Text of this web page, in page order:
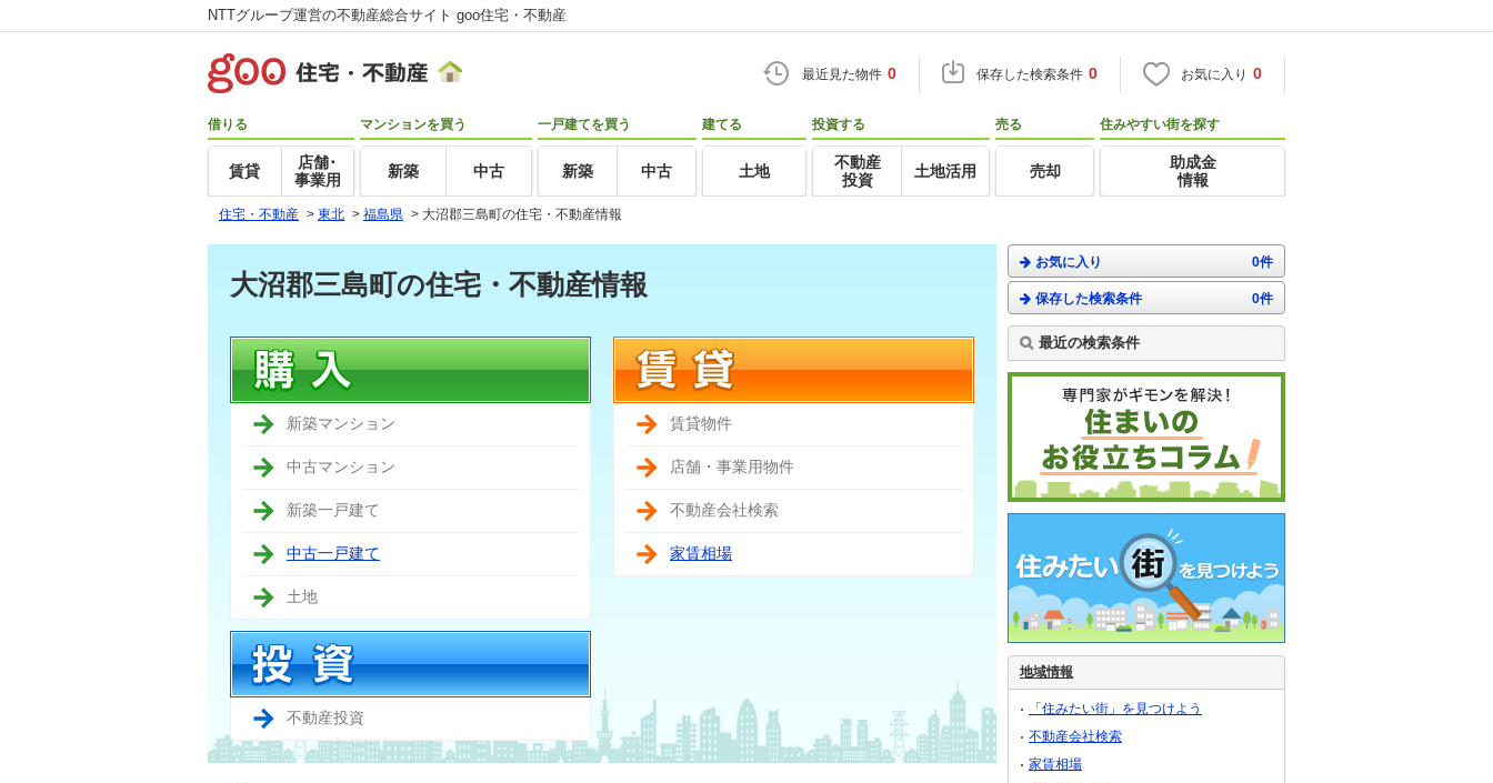
NTTグループ運営の不動産総合サイト goo住宅・不動産
最近見た物件 0 保存した検索条件 0 お気に入り 0
借りる
賃貸
店舗･
事業用
マンションを買う
新築 中古
一戸建てを買う
新築 中古
建てる
土地
投資する
不動産
投資
土地活用
売る
売却
住みやすい街を探す
助成金
情報
住宅・不動産 > 東北 > 福島県 > 大沼郡三島町の住宅・不動産情報
大沼郡三島町の住宅・不動産情報
新築マンション
中古マンション
新築一戸建て
中古一戸建て
土地
不動産投資
賃貸物件
店舗・事業用物件
不動産会社検索
家賃相場
お気に入り 0件
保存した検索条件 0件
最近の検索条件
地域情報
「住みたい街」を見つけよう
不動産会社検索
家賃相場